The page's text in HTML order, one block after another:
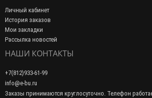
Личный кабинет
История заказов
Мои закладки
Рассылка новостей
НАШИ КОНТАКТЫ
+7(812)933-61-99
info@e-bu.ru
Заказы принимаются круглосуточно. Телефон